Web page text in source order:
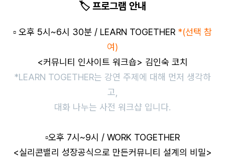
🏷️ 프로그램 안내
▫️ 오후 5시~6시 30분 / LEARN TOGETHER *(선택 참
여)
<커뮤니티 인사이트 워크숍> 김인숙 코치
*LEARN TOGETHER는 강연 주제에 대해 먼저 생각하
고,
대화 나누는 사전 워크샵 입니다.
▫️오후 7시~9시 / WORK TOGETHER
<실리콘밸리 성장공식으로 만든커뮤니티 설계의 비밀>